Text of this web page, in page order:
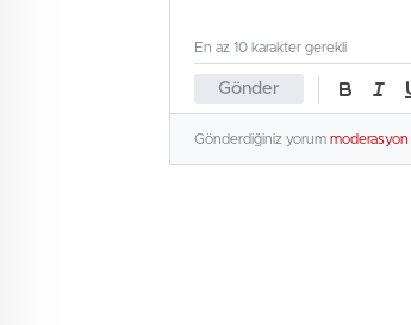
Gönder
En az 10 karakter gerekli
Gönderdiğiniz yorum moderasyon